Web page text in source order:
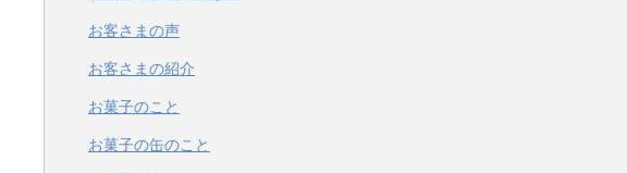
お客さまの声
お客さまの紹介
お菓子のこと
お菓子の缶のこと